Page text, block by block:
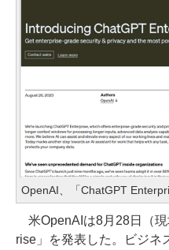
OpenAI、「ChatGPT
米OpenAIは8月28日（
rise」を発表した。ビジネ